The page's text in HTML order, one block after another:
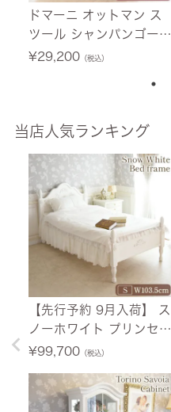
ドマーニ オットマン ス
ツール シャンパンゴール
ド 幅52cm 【送料無料】
¥29,200（税込）
当店人気ランキング
【先行予約 9月入荷】 ス
ノーホワイト プリンセス
シングルベッド ホワイト
設置サービス付】
¥99,700（税込）